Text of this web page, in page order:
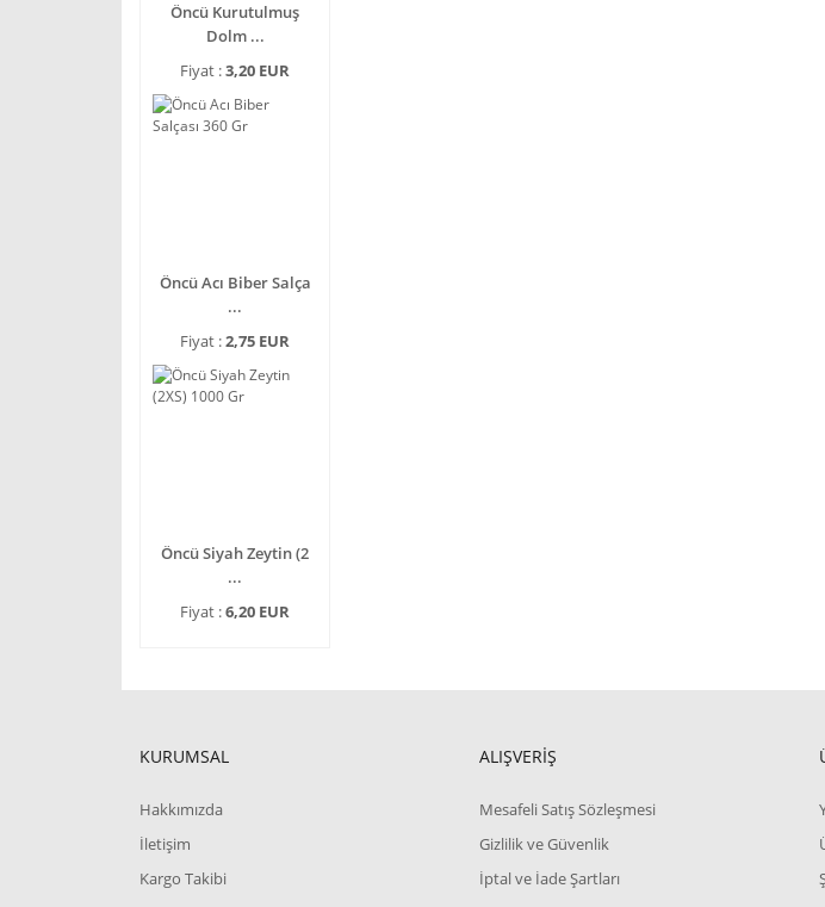
Öncü Kurutulmuş
Dolm ...
Fiyat :3,20 EUR
Öncü Acı Biber Salça
...
Fiyat :2,75 EUR
Öncü Siyah Zeytin (2
...
Fiyat :6,20 EUR
KURUMSAL
Hakkımızda
İletişim
Kargo Takibi
ALIŞVERİŞ
Mesafeli Satış Sözleşmesi
Gizlilik ve Güvenlik
İptal ve İade Şartları